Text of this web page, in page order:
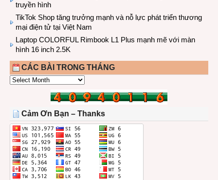
truyền hình
TikTok Shop tăng trưởng mạnh và nỗ lực phát triển thương
mại điện tử tại Việt Nam
Laptop COLORFUL Rimbook L1 Plus mạnh mẽ với màn
hình 16 inch 2.5K
CÁC BÀI TRONG THÁNG
CÁC
THÁNG
Cảm Ơn Bạn – Thanks